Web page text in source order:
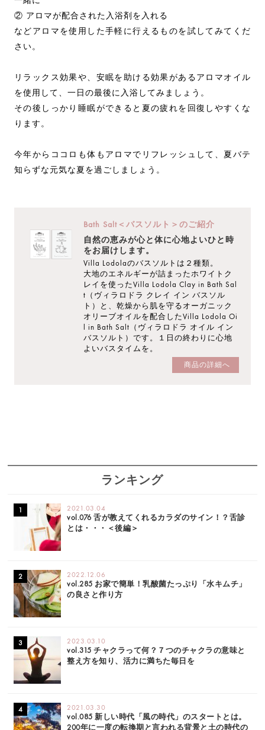
② アロマが配合された入浴剤を入れる
などアロマを使用した手軽に行えるものを試してみてくだ
さい。
リラックス効果や、安眠を助ける効果があるアロマオイル
を使用して、一日の最後に入浴してみましょう。
その後しっかり睡眠ができると夏の疲れを回復しやすくな
ります。
今年からココロも体もアロマでリフレッシュして、夏バテ
知らずな元気な夏を過ごしましょう。
Bath Salt＜バスソルト＞のご紹介
自然の恵みが心と体に心地よいひと時
をお届けします。
Villa Lodolaのバスソルトは２種類。
大地のエネルギーが詰まったホワイトク
レイを使ったVilla Lodola Clay in Bath Sal
t（ヴィラロドラ クレイ イン バスソル
ト）と、乾燥から肌を守るオーガニック
オリーブオイルを配合したVilla Lodola Oi
l in Bath Salt（ヴィラロドラ オイル イン
バスソルト）です。１日の終わりに心地
よいバスタイムを。
商品の詳細へ
ランキング
2021.03.04
vol.076 舌が教えてくれるカラダのサイン！？舌診
とは・・・＜後編＞
2022.12.06
vol.285 お家で簡単！乳酸菌たっぷり「水キムチ」
の良さと作り方
2023.03.10
vol.315 チャクラって何？７つのチャクラの意味と
整え方を知り、活力に満ちた毎日を
2021.03.30
vol.085 新しい時代「風の時代」のスタートとは。
200年に一度の転換期と言われる背景と土の時代の